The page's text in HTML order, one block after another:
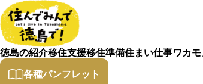
徳島の紹介移住支援移住準備住まい仕事ワカ
各種パンフレット